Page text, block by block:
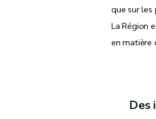
Art. 20
que sur les
La Région
en matière
Des